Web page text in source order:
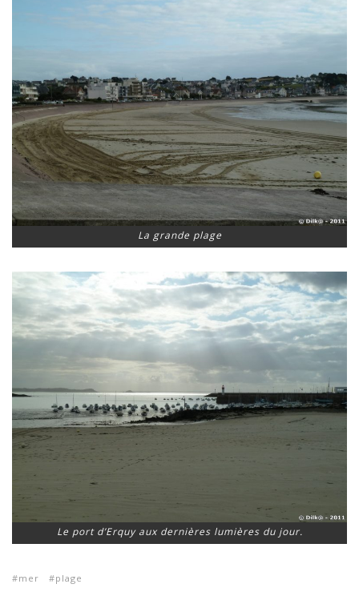
La grande plage
Le port d’Erquy aux dernières lumières du jour.
mer plage